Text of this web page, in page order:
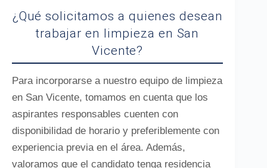
¿Qué solicitamos a quienes desean
trabajar en limpieza en San
Vicente?
Para incorporarse a nuestro equipo de limpieza
en San Vicente, tomamos en cuenta que los
aspirantes responsables cuenten con
disponibilidad de horario y preferiblemente con
experiencia previa en el área. Además,
valoramos que el candidato tenga residencia